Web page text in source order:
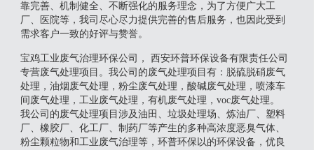
靠完善、机制健全、不断强化的服务理念，为了方便广大工
厂、医院等，我司尽心尽力提供完善的售后服务，也因此受到
需求客户一致的好评与赞誉。
宝鸡工业废气治理环保公司， 西安环普环保设备有限责任公司
专营废气处理项目。我公司的废气处理项目有：脱硫脱硝废气
处理，油烟废气处理，粉尘废气处理，酸碱废气处理，喷漆车
间废气处理，工业废气处理，有机废气处理，voc废气处理。
我公司的废气处理项目涉及油田、垃圾处理场、炼油厂、塑料
厂、橡胶厂、化工厂、制药厂等产生的多种高浓度恶臭气体、
粉尘颗粒物和工业废气治理等，环普环保以的环保设备，优良